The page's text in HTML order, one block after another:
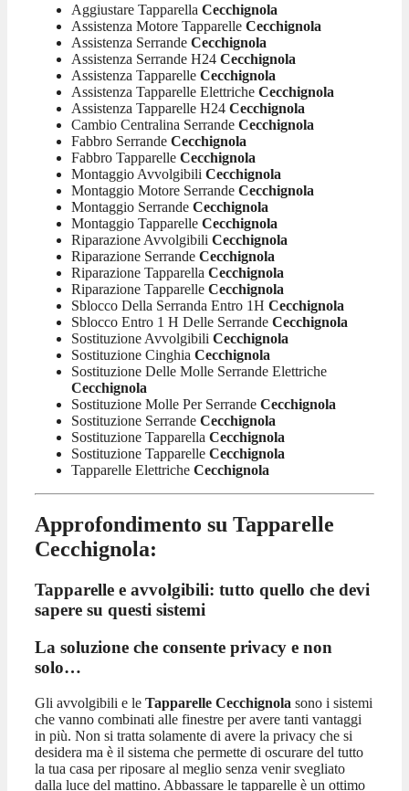
Aggiustare Tapparella Cecchignola
Assistenza Motore Tapparelle Cecchignola
Assistenza Serrande Cecchignola
Assistenza Serrande H24 Cecchignola
Assistenza Tapparelle Cecchignola
Assistenza Tapparelle Elettriche Cecchignola
Assistenza Tapparelle H24 Cecchignola
Cambio Centralina Serrande Cecchignola
Fabbro Serrande Cecchignola
Fabbro Tapparelle Cecchignola
Montaggio Avvolgibili Cecchignola
Montaggio Motore Serrande Cecchignola
Montaggio Serrande Cecchignola
Montaggio Tapparelle Cecchignola
Riparazione Avvolgibili Cecchignola
Riparazione Serrande Cecchignola
Riparazione Tapparella Cecchignola
Riparazione Tapparelle Cecchignola
Sblocco Della Serranda Entro 1H Cecchignola
Sblocco Entro 1 H Delle Serrande Cecchignola
Sostituzione Avvolgibili Cecchignola
Sostituzione Cinghia Cecchignola
Sostituzione Delle Molle Serrande Elettriche
Cecchignola
Sostituzione Molle Per Serrande Cecchignola
Sostituzione Serrande Cecchignola
Sostituzione Tapparella Cecchignola
Sostituzione Tapparelle Cecchignola
Tapparelle Elettriche Cecchignola
Approfondimento su Tapparelle
Cecchignola:
Tapparelle e avvolgibili: tutto quello che devi
sapere su questi sistemi
La soluzione che consente privacy e non
solo…
Gli avvolgibili e le Tapparelle Cecchignola sono i sistemi
che vanno combinati alle finestre per avere tanti vantaggi
in più. Non si tratta solamente di avere la privacy che si
desidera ma è il sistema che permette di oscurare del tutto
la tua casa per riposare al meglio senza venir svegliato
dalla luce del mattino. Abbassare le tapparelle è un ottimo